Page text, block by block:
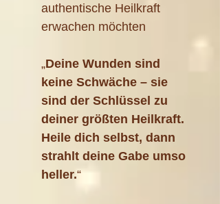
authentische Heilkraft
erwachen möchten
„Deine Wunden sind
keine Schwäche – sie
sind der Schlüssel zu
deiner größten Heilkraft.
Heile dich selbst, dann
strahlt deine Gabe umso
heller.“